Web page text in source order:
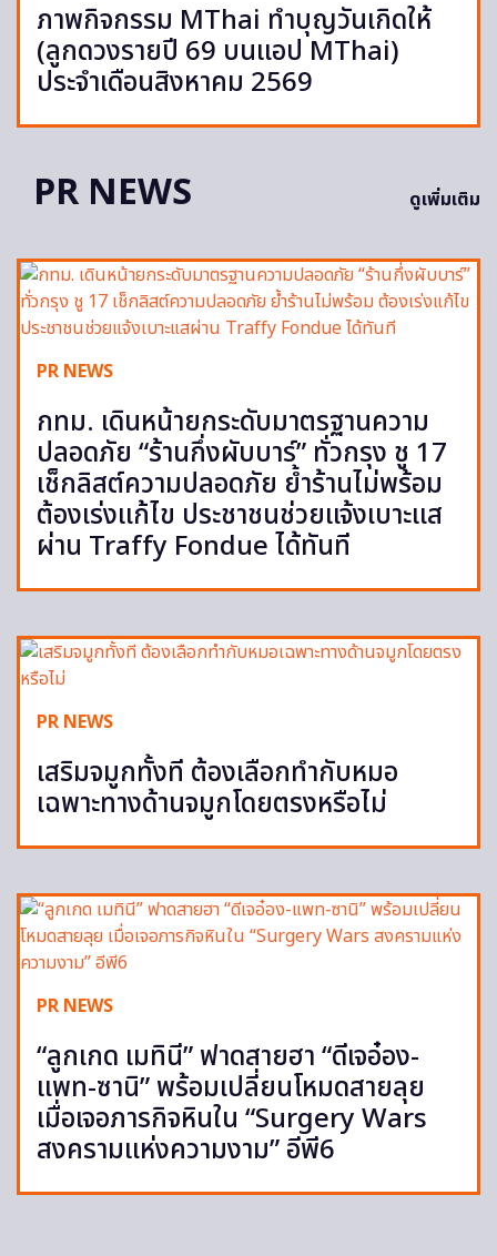
ภาพกิจกรรม MThai ทำบุญวันเกิดให้
(ลูกดวงรายปี 69 บนแอป MThai)
ประจำเดือนสิงหาคม 2569
PR NEWS ดูเพิ่มเติม
PR NEWS
กทม. เดินหน้ายกระดับมาตรฐานความ
ปลอดภัย “ร้านกึ่งผับบาร์” ทั่วกรุง ชู 17
เช็กลิสต์ความปลอดภัย ย้ำร้านไม่พร้อม
ต้องเร่งแก้ไข ประชาชนช่วยแจ้งเบาะแส
ผ่าน Traffy Fondue ได้ทันที
PR NEWS
เสริมจมูกทั้งที ต้องเลือกทำกับหมอ
เฉพาะทางด้านจมูกโดยตรงหรือไม่
PR NEWS
“ลูกเกด เมทินี” ฟาดสายฮา “ดีเจอ๋อง-
แพท-ซานิ” พร้อมเปลี่ยนโหมดสายลุย
เมื่อเจอภารกิจหินใน “Surgery Wars
สงครามแห่งความงาม” อีพี6